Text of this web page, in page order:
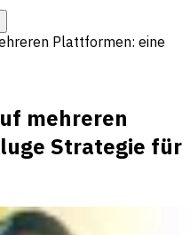
Plattformen: eine
mehreren
Strategie für